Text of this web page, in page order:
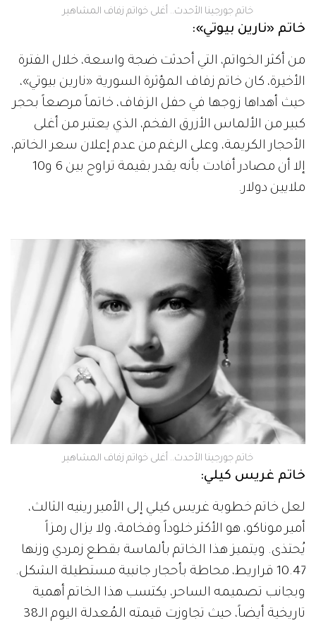
خاتم جورجينا الأحدث.. أغلى خواتم زفاف المشاهير
خاتم «نارين بيوتي»:
من أكثر الخواتم، التي أحدثت ضجة واسعة، خلال الفترة
الأخيرة، كان خاتم زفاف المؤثرة السورية «نارين بيوتي»،
حيث أهداها زوجها في حفل الزفاف، خاتماً مرصعاً بحجر
كبير من الألماس الأزرق الفخم، الذي يعتبر من أغلى
الأحجار الكريمة، وعلى الرغم من عدم إعلان سعر الخاتم،
إلا أن مصادر أفادت بأنه يقدر بقيمة تراوح بين 6 و10
ملايين دولار.
خاتم جورجينا الأحدث.. أغلى خواتم زفاف المشاهير
خاتم غريس كيلي:
لعل خاتم خطوبة غريس كيلي إلى الأمير رينيه الثالث،
أمير موناكو، هو الأكثر خلوداً وفخامة، ولا يزال رمزاً
يُحتذى. ويتميز هذا الخاتم بألماسة بقطع زمردي وزنها
10.47 قراريط، محاطة بأحجار جانبية مستطيلة الشكل.
وبجانب تصميمه الساحر، يكتسب هذا الخاتم أهمية
تاريخية أيضاً، حيث تجاوزت قيمته المُعدلة اليوم الـ38